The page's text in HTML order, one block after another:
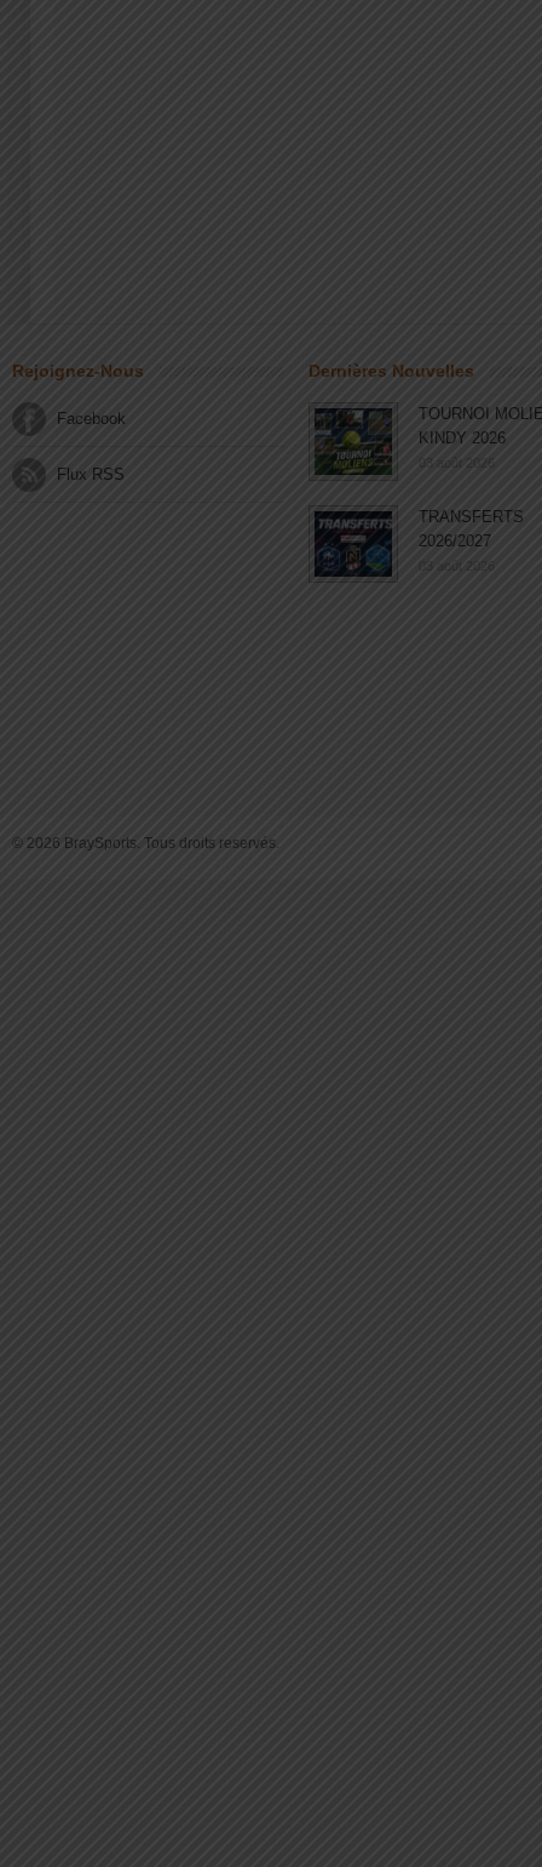
Rejoignez-Nous
Facebook
Flux RSS
Dernières Nouvelles
TOURNOI
KINDY 2026
03 août 2026
TRANSFERTS
2026/2027
03 août 2026
© 2026 BraySports. Tous droits reservés.